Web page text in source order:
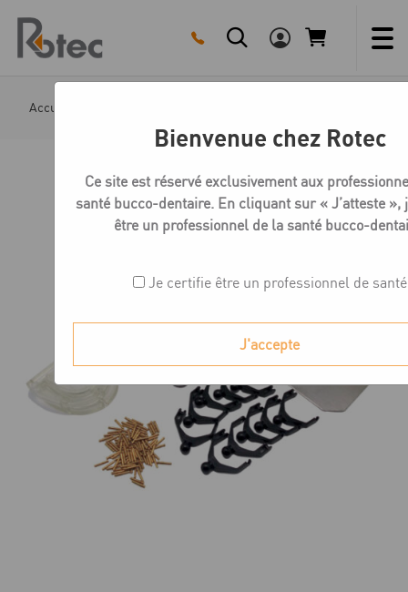
content
Accueil
Bienvenue chez Rotec
Ce site est réservé exclusivement aux
santé bucco-dentaire. En cliquant sur « J’atteste »,
être un professionnel de la santé bucco-
Je certifie être un professionnel de santé
J'accepte